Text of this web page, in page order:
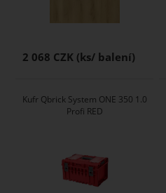
2 068 CZK
Kufr Qbrick System ONE 350 1.0
Profi RED